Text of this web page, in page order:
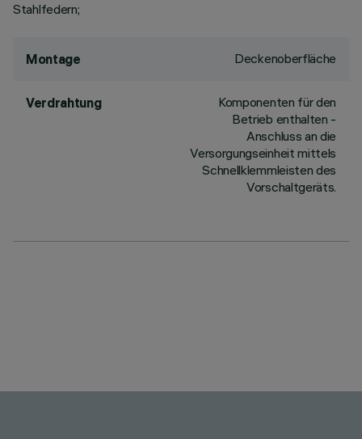
Stahlfedern;
Montage Deckenoberfläche
Verdrahtung
Komponenten für den
Betrieb enthalten -
Anschluss an die
Versorgungseinheit mittels
Schnellklemmleisten des
Vorschaltgeräts.